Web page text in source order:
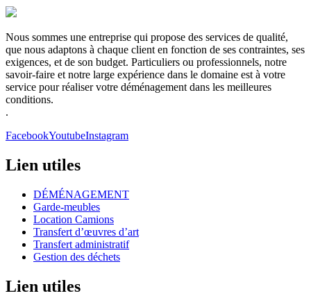
Nous sommes une entreprise qui propose des services de qualité,
que nous adaptons à chaque client en fonction de ses contraintes, ses
exigences, et de son budget. Particuliers ou professionnels, notre
savoir-faire et notre large expérience dans le domaine est à votre
service pour réaliser votre déménagement dans les meilleures
conditions.
.
FacebookYoutubeInstagram
Lien utiles
DÉMÉNAGEMENT
Garde-meubles
Location Camions
Transfert d’œuvres d’art
Transfert administratif
Gestion des déchets
Lien utiles